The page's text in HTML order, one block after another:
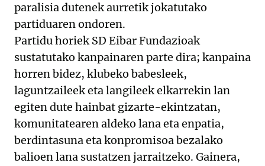
paralisia dutenek aurretik jokatutako
partiduaren ondoren.
Partidu horiek SD Eibar Fundazioak
sustatutako kanpainaren parte dira; kanpaina
horren bidez, klubeko babesleek,
laguntzaileek eta langileek elkarrekin lan
egiten dute hainbat gizarte-ekintzatan,
komunitatearen aldeko lana eta enpatia,
berdintasuna eta konpromisoa bezalako
balioen lana sustatzen jarraitzeko. Gainera,